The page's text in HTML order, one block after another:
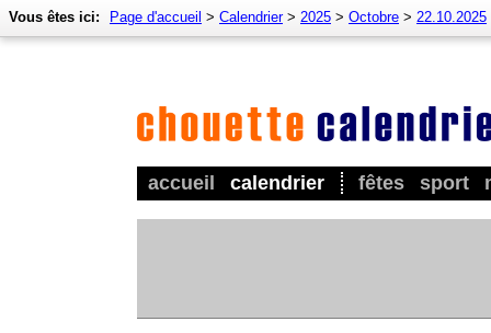
accueil calendrier fêtes sport
Vous êtes ici: Page d'accueil > Calendrier> 2025 > Octobre > 22.10.2025